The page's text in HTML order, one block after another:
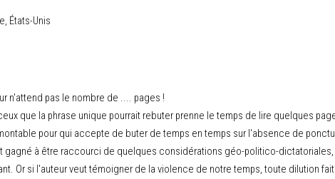
États-Unis
n'attend pas le nombre de .... pages !
que la phrase unique pourrait rebuter prenne le temps de lire quelques
pour qui accepte de buter de temps en temps sur l'absence de
gagné à être raccourci de quelques considérations géo-politico-
Or si l'auteur veut témoigner de la violence de notre temps, toute dilution